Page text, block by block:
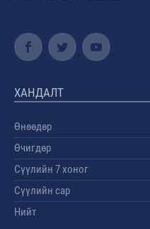
ХАНДАЛТ
Өнөөдөр
Өчигдөр
Сүүлийн 7 хоног
Сүүлийн сар
Нийт